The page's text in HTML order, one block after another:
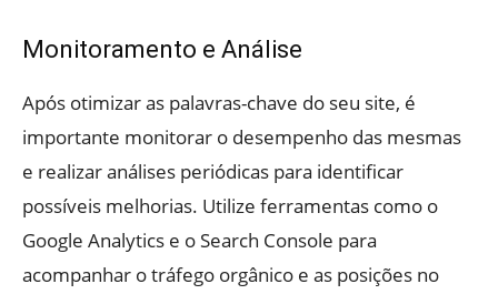
Monitoramento e Análise
Após otimizar as palavras-chave do seu site, é
importante monitorar o desempenho das mesmas
e realizar análises periódicas para identificar
possíveis melhorias. Utilize ferramentas como o
Google Analytics e o Search Console para
acompanhar o tráfego orgânico e as posições no